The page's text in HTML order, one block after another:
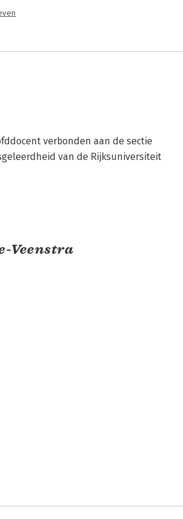
verbonden aan de sectie
van de Rijksuniversiteit
Veenstra